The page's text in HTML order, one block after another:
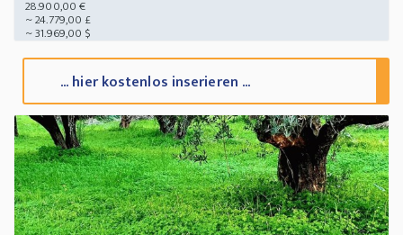
28.900,00 €
~ 24.779,00 £
~ 31.969,00 $
... hier kostenlos inserieren ...